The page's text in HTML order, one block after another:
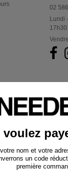
02
Lundi
17h30
voulez
nom et votre
un code
première